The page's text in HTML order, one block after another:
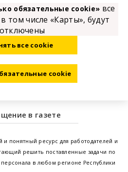
в газете
и понятный ресурс для работодателей и
решить поставленные задачи по
в любом регионе Республики
обязательные cookie» все
том числе «Карты», будут
отключены
все cookie
cookie